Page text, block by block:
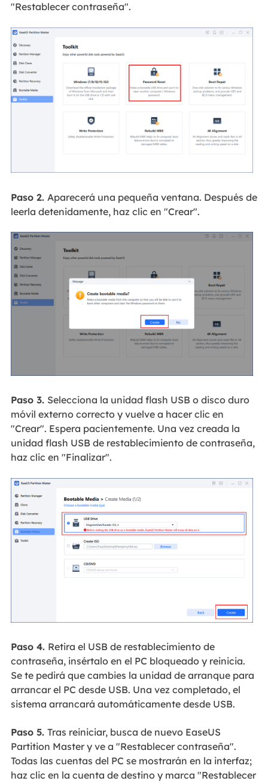
"Restablecer contraseña".
Paso 2. Aparecerá una pequeña ventana. Después de
leerla detenidamente, haz clic en "Crear".
Paso 3. Selecciona la unidad flash USB o disco duro
móvil externo correcto y vuelve a hacer clic en
"Crear". Espera pacientemente. Una vez creada la
unidad flash USB de restablecimiento de contraseña,
haz clic en "Finalizar".
Paso 4. Retira el USB de restablecimiento de
contraseña, insértalo en el PC bloqueado y reinicia.
Se te pedirá que cambies la unidad de arranque para
arrancar el PC desde USB. Una vez completado, el
sistema arrancará automáticamente desde USB.
Paso 5. Tras reiniciar, busca de nuevo EaseUS
Partition Master y ve a "Restablecer contraseña".
Todas las cuentas del PC se mostrarán en la interfaz;
haz clic en la cuenta de destino y marca "Restablecer